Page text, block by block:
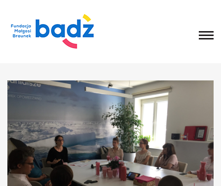
List Małgosi
Statut
Zarząd
Rada Fundacji
Rada Programowa
Wolontariusze
Sprawozdania
Kongres